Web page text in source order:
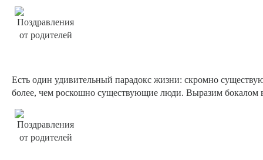
Есть один удивительный парадокс жизни: скромно
более, чем роскошно существующие люди. Выразим бокалом